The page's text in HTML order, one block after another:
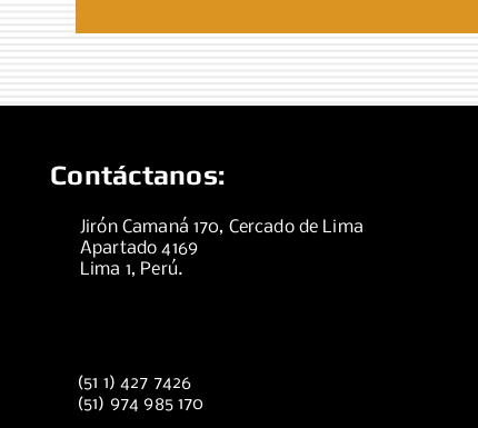
Contáctanos:
Jirón Camaná 170, Cercado de Lima
Apartado 4169
Lima 1, Perú.
(51 1) 427 7426
(51) 974 985 170